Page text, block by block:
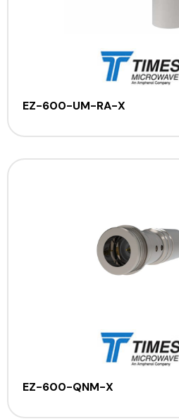
EZ-600-UM-RA-X
EZ-600-QNM-X